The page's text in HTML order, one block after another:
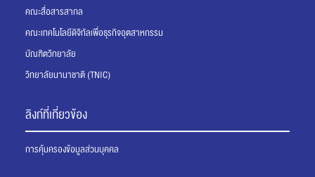
คณะสื่อสารสากล
คณะเทคโนโลยีดิจิทัลเพื่อธุรกิจอุตสาหกรรม
บัณฑิตวิทยาลัย
วิทยาลัยนานาชาติ (TNIC)
ลิงก์ที่เกี่ยวข้อง
การคุ้มครองข้อมูลส่วนบุคคล